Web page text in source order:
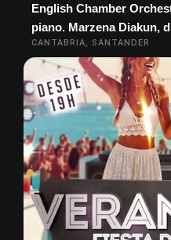
English Chamber
piano. Marzena Diakun,
CANTABRIA, SANTANDER